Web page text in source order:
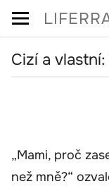
Skip
Cizí a
„Mami, proč
než mně?“